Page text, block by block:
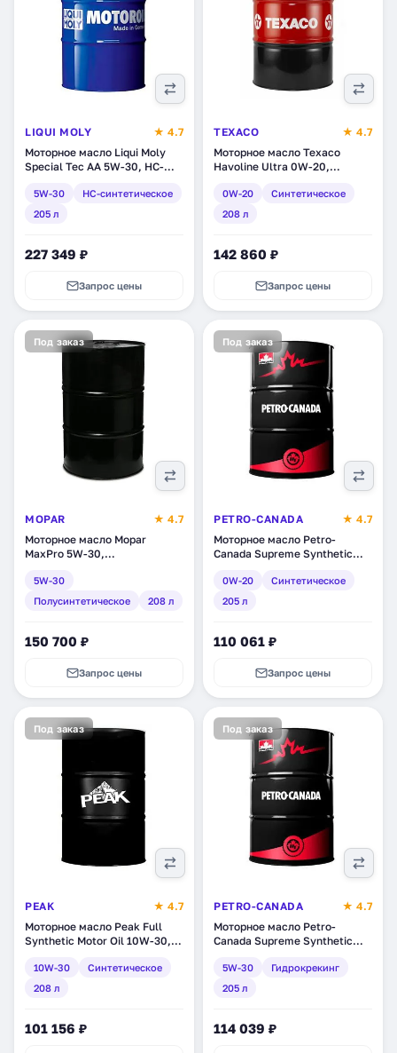
LIQUI MOLY
★ 4.7
Моторное масло Liqui Moly
Special Tec AA 5W-30, HC-
5W-30
HC-синтетическое
205 л
227 349 ₽
Запрос цены
TEXACO
★ 4.7
Моторное масло Texaco
Havoline Ultra 0W-20,
(803093DEE)
0W-20
Синтетическое
208 л
142 860 ₽
Запрос цены
Под заказ
MOPAR
★ 4.7
Моторное масло Mopar
MaxPro 5W-30,
(68218922CA)
5W-30
Полусинтетическое
208 л
150 700 ₽
Запрос цены
Под заказ
PETRO-CANADA
★ 4.7
Моторное масло Petro-
Canada Supreme Synthetic
(MOSYN02DRM)
0W-20
Синтетическое
205 л
110 061 ₽
Запрос цены
Под заказ
PEAK
★ 4.7
Моторное масло Peak Full
Synthetic Motor Oil 10W-30,
(7020027)
10W-30
Синтетическое
208 л
101 156 ₽
Под заказ
PETRO-CANADA
★ 4.7
Моторное масло Petro-
Canada Supreme Synthetic
гидрокрекинг, 205 л
(MOSYN53DRM)
5W-30
Гидрокрекинг
205 л
114 039 ₽